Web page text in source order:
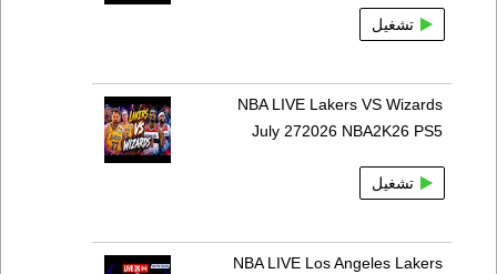
تشغيل
NBA LIVE Lakers VS Wizards
July 272026 NBA2K26 PS5
تشغيل
NBA LIVE Los Angeles Lakers